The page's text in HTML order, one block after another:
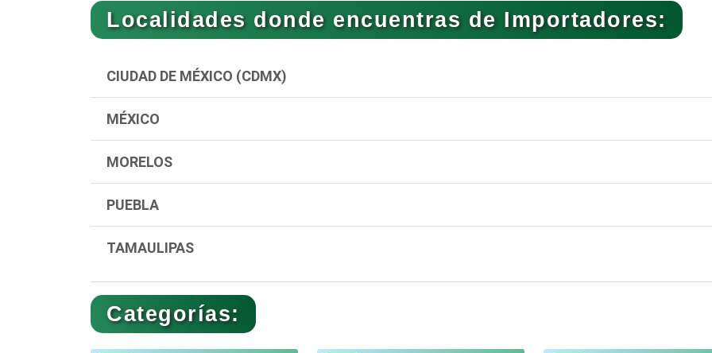
Localidades donde encuentras de Importadores:
CIUDAD DE MÉXICO (CDMX)
MÉXICO
MORELOS
PUEBLA
TAMAULIPAS
Categorías: